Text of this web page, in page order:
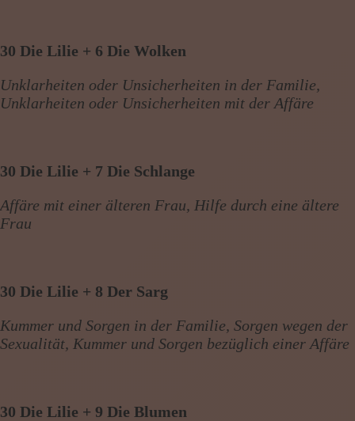
30 Die Lilie + 6 Die Wolken
Unklarheiten oder Unsicherheiten in der Familie,
Unklarheiten oder Unsicherheiten mit der Affäre
30 Die Lilie + 7 Die Schlange
Affäre mit einer älteren Frau, Hilfe durch eine ältere
Frau
30 Die Lilie + 8 Der Sarg
Kummer und Sorgen in der Familie, Sorgen wegen der
Sexualität, Kummer und Sorgen bezüglich einer Affäre
30 Die Lilie + 9 Die Blumen